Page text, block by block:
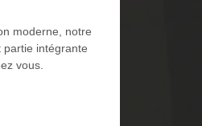
moderne, notre
partie intégrante
vous.